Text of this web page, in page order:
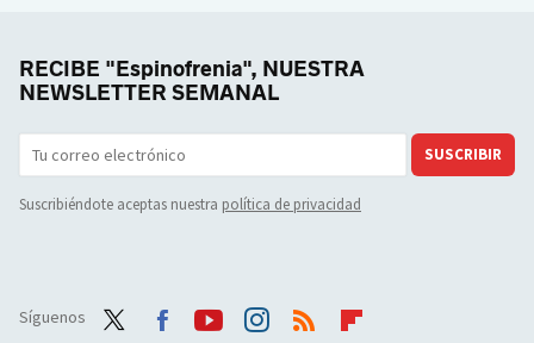
RECIBE "Espinofrenia", NUESTRA
NEWSLETTER SEMANAL
SUSCRIBIR
Suscribiéndote aceptas nuestra política de privacidad
Síguenos